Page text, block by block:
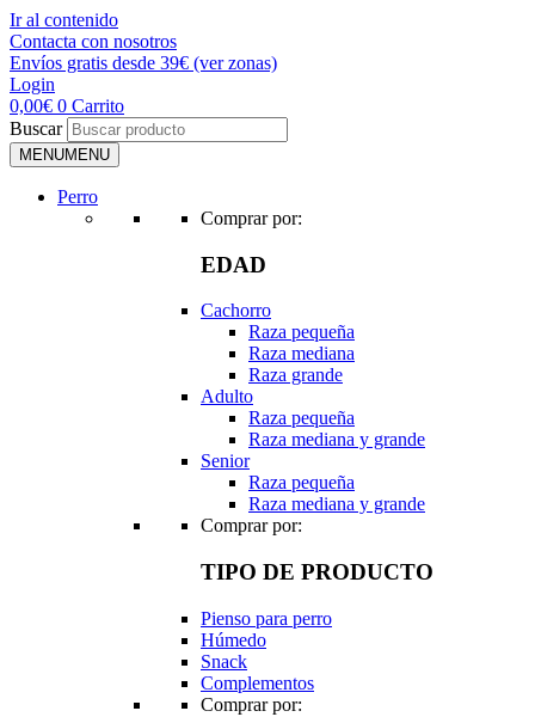
Ir al contenido
Contacta con nosotros
Envíos gratis desde 39€ (ver zonas)
Login
0,00€ 0 Carrito
Buscar
MENUMENU
Perro
Comprar por:
EDAD
Cachorro
Raza pequeña
Raza mediana
Raza grande
Adulto
Raza pequeña
Raza mediana y grande
Senior
Raza pequeña
Raza mediana y grande
Comprar por:
TIPO DE PRODUCTO
Pienso para perro
Húmedo
Snack
Complementos
Comprar por: